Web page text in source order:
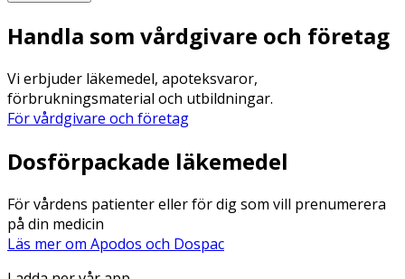
Handla som vårdgivare och företag
Vi erbjuder läkemedel, apoteksvaror,
förbrukningsmaterial och utbildningar.
För vårdgivare och företag
Dosförpackade läkemedel
För vårdens patienter eller för dig som vill prenumerera
på din medicin
Läs mer om Apodos och Dospac